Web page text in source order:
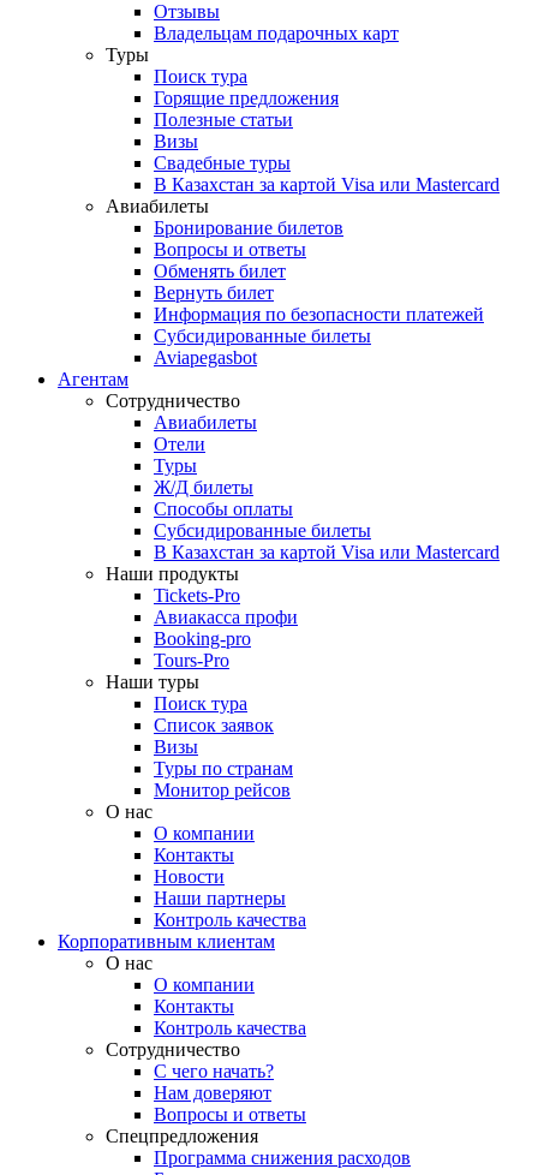
Отзывы
Владельцам подарочных карт
Туры
Поиск тура
Горящие предложения
Полезные статьи
Визы
Свадебные туры
В Казахстан за картой Visa или Masterсard
Авиабилеты
Бронирование билетов
Вопросы и ответы
Обменять билет
Вернуть билет
Информация по безопасности платежей
Субсидированные билеты
Aviapegasbot
Агентам
Сотрудничество
Авиабилеты
Отели
Туры
Ж/Д билеты
Способы оплаты
Субсидированные билеты
В Казахстан за картой Visa или Masterсard
Наши продукты
Tickets-Pro
Авиакасса профи
Booking-pro
Tours-Pro
Наши туры
Поиск тура
Список заявок
Визы
Туры по странам
Монитор рейсов
О нас
О компании
Контакты
Новости
Наши партнеры
Контроль качества
Корпоративным клиентам
О нас
О компании
Контакты
Контроль качества
Сотрудничество
С чего начать?
Нам доверяют
Вопросы и ответы
Спецпредложения
Программа снижения расходов